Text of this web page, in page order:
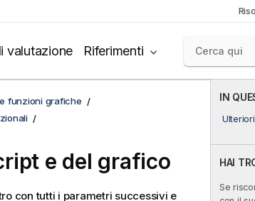
valutazione Riferimenti
IN
HAI
Se
funzioni grafiche
e del grafico
con tutti i parametri successivi e